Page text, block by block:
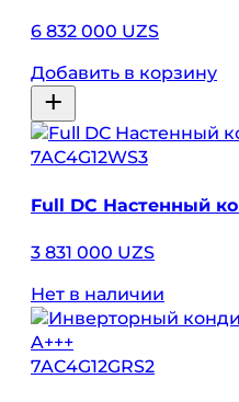
6 832 000 UZS
Добавить в корзину
7AC4G12WS3
Full DC Настенный
3 831 000 UZS
Нет в наличии
7AC4G12GRS2